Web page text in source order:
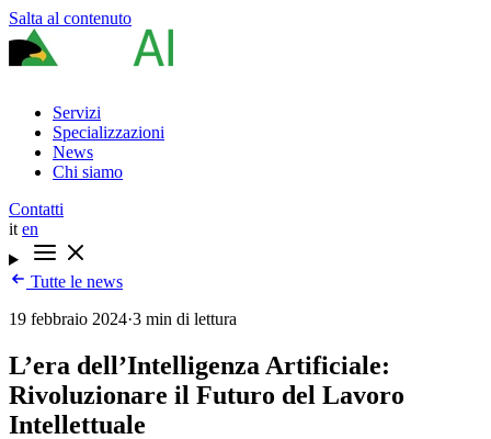
Salta al contenuto
Servizi
Specializzazioni
News
Chi siamo
Contatti
it en
Tutte le news
19 febbraio 2024·3 min di lettura
L’era dell’Intelligenza Artificiale:
Rivoluzionare il Futuro del Lavoro
Intellettuale